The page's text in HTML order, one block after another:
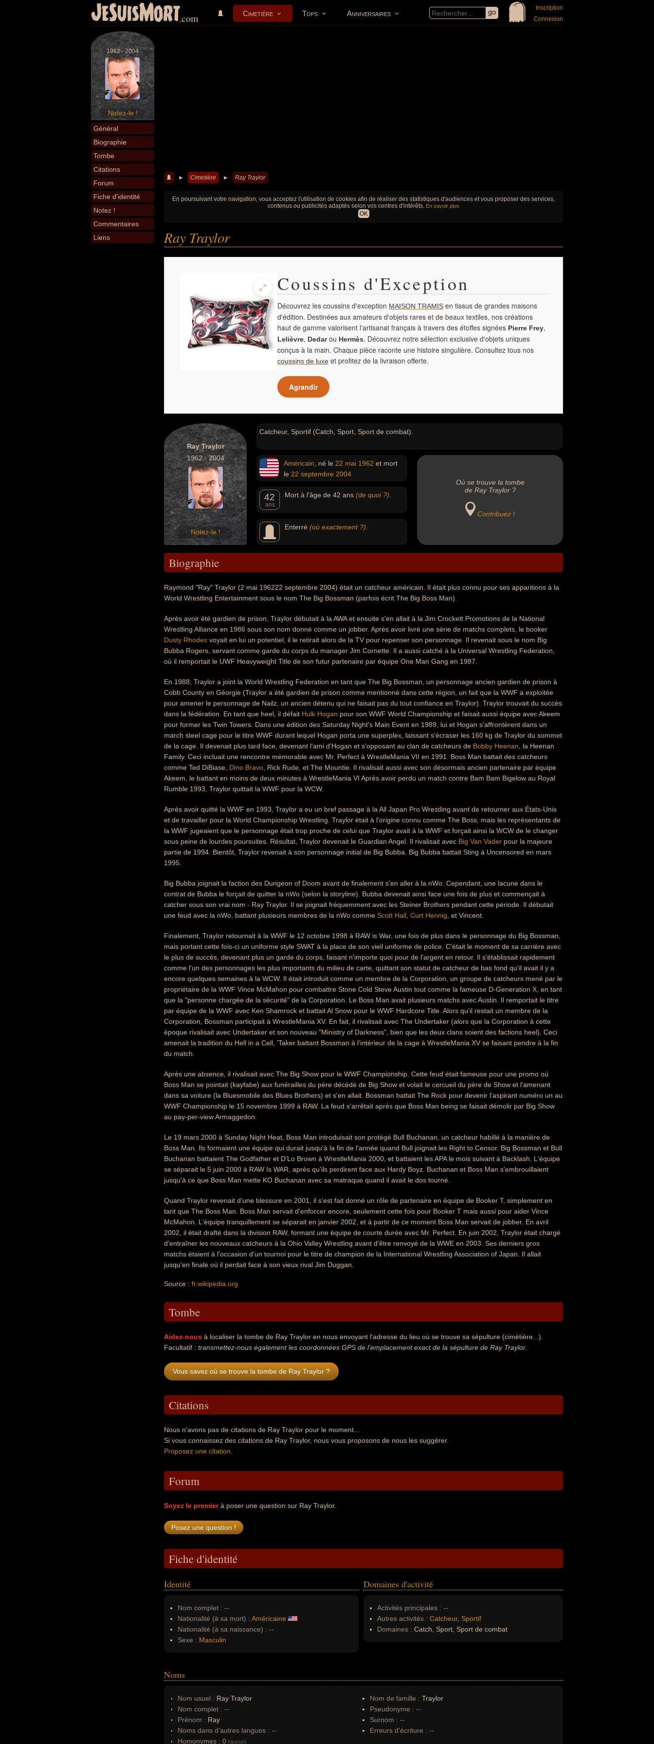
JeSuisMort.com Cimetière Tops Anniversaires
Inscription
Connexion
1962 - 2004
Notez-le !
Général
Biographie
Tombe
Citations
Forum
Fiche d'identité
Notez !
Commentaires
Liens
► Cimetière ► Ray Traylor
En poursuivant votre navigation, vous acceptez l'utilisation de cookies afin de réaliser des statistiques d'audiences et vous proposer des services,
contenus ou publicités adaptés selon vos centres d'intérêts. En savoir plus
OK
Ray Traylor
Coussins d'Exception
Découvrez les coussins d'exception MAISON TRAMIS en tissus de grandes maisons
d'édition. Destinées aux amateurs d'objets rares et de beaux textiles, nos créations
haut de gamme valorisent l'artisanat français à travers des étoffes signées Pierre Frey,
Lelièvre, Dedarou Hermès. Découvrez notre sélection exclusive d'objets uniques
conçus à la main. Chaque pièce raconte une histoire singulière. Consultez tous nos
coussins de luxe et profitez de la livraison offerte.
Agrandir
Ray Traylor
1962 - 2004
Notez-le !
Catcheur, Sportif (Catch, Sport, Sport de combat).
Américain , né le 22 mai 1962 et mort
le 22 septembre 2004
42
ans
Mort à l'âge de 42 ans (de quoi ?)
Enterré (où exactement ?)
Où se trouve la tombe
de Ray Traylor ?
Contribuez !
Biographie
Raymond "Ray" Traylor (2 mai 196222 septembre 2004) était un catcheur américain. Il était plus connu pour ses apparitions à la
World Wrestling Entertainment sous le nom The Big Bossman (parfois écrit The Big Boss Man).
Après avoir été gardien de prison, Traylor débutait à la AWA et ensuite s'en allait à la Jim Crockett Promotions de la National
Wrestling Alliance en 1986 sous son nom donné comme un jobber. Après avoir livré une série de matchs complets, le booker
Dusty Rhodes voyait en lui un potentiel, il le retirait alors de la TV pour repenser son personnage. Il revenait sous le nom Big
Bubba Rogers, servant comme garde du corps du manager Jim Cornette. Il a aussi catché à la Universal Wrestling Federation,
où il remportait le UWF Heavyweight Title de son futur partenaire par équipe One Man Gang en 1987.
En 1988, Traylor a joint la World Wrestling Federation en tant que The Big Bossman, un personnage ancien gardien de prison à
Cobb County en Géorgie (Traylor a été gardien de prison comme mentionné dans cette région, un fait que la WWF a exploitée
pour amener le personnage de Nailz, un ancien détenu qui ne faisait pas du tout confiance en Traylor). Traylor trouvait du succès
dans la fédération. En tant que heel, il défait Hulk Hogan pour son WWF World Championship et faisait aussi équipe avec Akeem
pour former les Twin Towers. Dans une édition des Saturday Night's Main Event en 1989, lui et Hogan s'affrontèrent dans un
march steel cage pour le titre WWF durant lequel Hogan porta une superplex, laissant s'écraser les 160 kg de Traylor du sommet
de la cage. Il devenait plus tard face, devenant l'ami d'Hogan et s'opposant au clan de catcheurs de Bobby Heenan , la Heenan
Family. Ceci incluait une rencontre mémorable avec Mr. Perfect à WrestleMania VII en 1991. Boss Man battait des catcheurs
comme Ted DiBiase, Dino Bravo , Rick Rude, et The Mountie. Il rivalisait aussi avec son désormais ancien partenaire par équipe
Akeem, le battant en moins de deux minutes à WrestleMania VI Après avoir perdu un match contre Bam Bam Bigelow au Royal
Rumble 1993, Traylor quittait la WWF pour la WCW.
Après avoir quitté la WWF en 1993, Traylor a eu un bref passage à la All Japan Pro Wrestling avant de retourner aux États-Unis
et de travailler pour la World Championship Wrestling. Traylor était à l'origine connu comme The Boss, mais les représentants de
la WWF jugeaient que le personnage était trop proche de celui que Traylor avait à la WWF et forçait ainsi la WCW de le changer
sous peine de lourdes poursuites. Résultat, Traylor devenait le Guardian Angel. Il rivalisait avec Big Van Vader pour la majeure
partie de 1994. Bientôt, Traylor revenait à son personnage initial de Big Bubba. Big Bubba battait Sting à Uncensored en mars
1995.
Big Bubba joignait la faction des Dungeon of Doom avant de finalement s'en aller à la nWo. Cependant, une lacune dans le
contrat de Bubba le forçait de quitter la nWo (selon la storyline). Bubba devenait ainsi face une fois de plus et commençait à
catcher sous son vrai nom - Ray Traylor. Il se joignait fréquemment avec les Steiner Brothers pendant cette période. Il débutait
une feud avec la nWo, battant plusieurs membres de la nWo comme Scott Hall Curt Hennig , et Vincent.
Finalement, Traylor retournait à la WWF le 12 octobre 1998 à RAW is War, une fois de plus dans le personnage du Big Bossman,
mais portant cette fois-ci un uniforme style SWAT à la place de son vieil uniforme de police. C'était le moment de sa carrière avec
le plus de succès, devenant plus un garde du corps, faisant n'importe quoi pour de l'argent en retour. Il s'établissait rapidement
comme l'un des personnages les plus importants du milieu de carte, quittant son statut de catcheur de bas fond qu'il avait il y a
encore quelques semaines à la WCW. Il était introduit comme un membre de la Corporation, un groupe de catcheurs mené par le
propriétaire de la WWF Vince McMahon pour combattre Stone Cold Steve Austin tout comme la fameuse D-Generation X, en tant
que la "personne chargée de la sécurité" de la Corporation. Le Boss Man avait plusieurs matchs avec Austin. Il remportait le titre
par équipe de la WWF avec Ken Shamrock et battait Al Snow pour le WWF Hardcore Title. Alors qu'il restait un membre de la
Corporation, Bossman participait à WrestleMania XV. En fait, il rivalisait avec The Undertaker (alors que la Corporation à cette
époque rivalisait avec Undertaker et son nouveau "Ministry of Darkness", bien que les deux clans soient des factions heel). Ceci
amenait la tradition du Hell in a Cell, 'Taker battant Bossman à l'intérieur de la cage à WrestleMania XV se faisant pendre à la fin
du match.
Après une absence, il rivalisait avec The Big Show pour le WWF Championship. Cette feud était fameuse pour une promo où
Boss Man se pointait (kayfabe) aux funérailles du père décédé de Big Show et volait le cercueil du père de Show et l'amenant
dans sa voiture (la Bluesmobile des Blues Brothers) et s'en allait. Bossman battait The Rock pour devenir l'aspirant numéro un au
WWF Championship le 15 novembre 1999 à RAW. La feud s'arrêtait après que Boss Man being se faisait démolir par Big Show
au pay-per-view Armaggedon.
Le 19 mars 2000 à Sunday Night Heat, Boss Man introduisait son protégé Bull Buchanan, un catcheur habillé à la manière de
Boss Man. Ils formaient une équipe qui durait jusqu'à la fin de l'année quand Bull joignait les Right to Censor. Big Bossman et Bull
Buchanan battaient The Godfather et D'Lo Brown à WrestleMania 2000, et battaient les APA le mois suivant à Backlash. L'équipe
se séparait le 5 juin 2000 à RAW Is WAR, après qu'ils perdirent face aux Hardy Boyz. Buchanan et Boss Man s'embrouillaient
jusqu'à ce que Boss Man mette KO Buchanan avec sa matraque quand il avait le dos tourné.
Quand Traylor revenait d'une blessure en 2001, il s'est fait donné un rôle de partenaire en équipe de Booker T, simplement en
tant que The Boss Man. Boss Man servait d'enforcer encore, seulement cette fois pour Booker T mais aussi pour aider Vince
McMahon. L'équipe tranquillement se séparait en janvier 2002, et à partir de ce moment Boss Man servait de jobber. En avril
2002, il était drafté dans la division RAW, formant une équipe de courte durée avec Mr. Perfect. En juin 2002, Traylor était chargé
d'entraîner les nouveaux catcheurs à la Ohio Valley Wrestling avant d'être renvoyé de la WWE en 2003. Ses derniers gros
matchs étaient à l'occasion d'un tournoi pour le titre de champion de la International Wrestling Association of Japan. Il allait
jusqu'en finale où il perdait face à son vieux rival Jim Duggan.
Source : fr.wikipedia.org
Tombe
Aidez-nous à localiser la tombe de Ray Traylor en nous envoyant l'adresse du lieu où se trouve sa sépulture (cimétière...).
Facultatif : transmettez-nous également les coordonnées GPS de l'emplacement exact de la sépulture de Ray Traylor
Vous savez où se trouve la tombe de Ray Traylor ?
Citations
Nous n'avons pas de citations de Ray Traylor pour le moment...
Si vous connaissez des citations de Ray Traylor, nous vous proposons de nous les suggérer.
Proposez une citation
Forum
Soyez le premierà poser une question sur Ray Traylor.
Fiche d'identité
Identité
Nom complet : --
Nationalité (à sa mort) : Américaine
Nationalité (à sa naissance) : --
Sexe : Masculin
Domaines d'activité
Activités principales : --
Autres activités : Catcheur, Sportif
Domaines : Catch, Sport, Sport de combat
Noms
Nom usuel : Ray Traylor
Nom complet : --
Prénom : Ray
Noms dans d'autres langues : --
Homonymes : 0 (aucun)
Nom de famille : Traylor
Pseudonyme : --
Surnom : --
Erreurs d'écriture : --